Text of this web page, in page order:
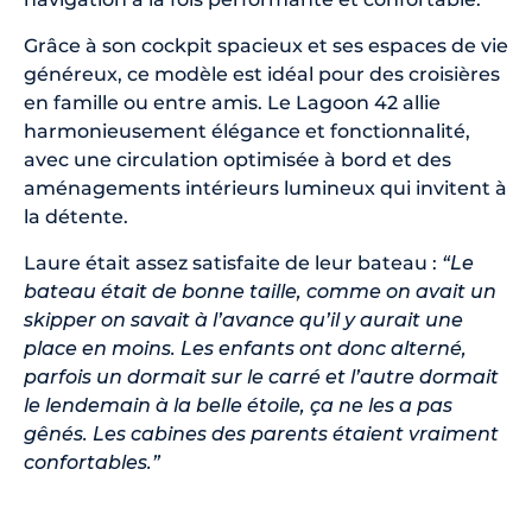
Grâce à son cockpit spacieux et ses espaces de vie
généreux, ce modèle est idéal pour des croisières
en famille ou entre amis. Le Lagoon 42 allie
harmonieusement élégance et fonctionnalité,
avec une circulation optimisée à bord et des
aménagements intérieurs lumineux qui invitent à
la détente.
Laure était assez satisfaite de leur bateau : “Le
bateau était de bonne taille, comme on avait un
skipper on savait à l’avance qu’il y aurait une
place en moins. Les enfants ont donc alterné,
parfois un dormait sur le carré et l’autre dormait
le lendemain à la belle étoile, ça ne les a pas
gênés. Les cabines des parents étaient vraiment
confortables.”